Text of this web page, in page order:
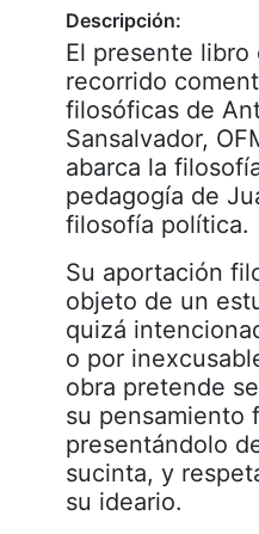
Descripción:
El presente
recorrido
filosóficas de
Sansalvador,
abarca la
pedagogía de
filosofía política.
Su aportación
objeto de un
quizá
o por
obra pretende
su pensamiento
presentándolo
sucinta, y
su ideario.